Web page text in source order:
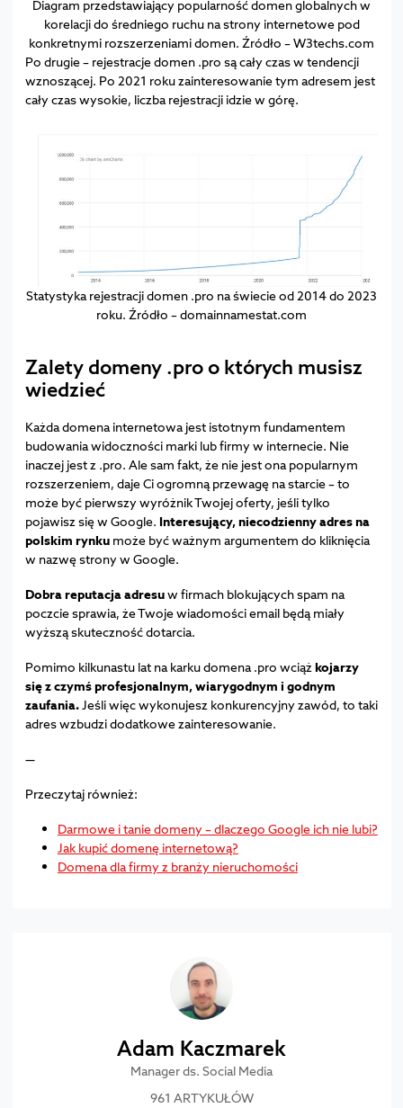
Diagram przedstawiający popularność domen globalnych w
korelacji do średniego ruchu na strony internetowe pod
konkretnymi rozszerzeniami domen. Źródło – W3techs.com
Po drugie – rejestracje domen .pro są cały czas w tendencji
wznoszącej. Po 2021 roku zainteresowanie tym adresem jest
cały czas wysokie, liczba rejestracji idzie w górę.
Statystyka rejestracji domen .pro na świecie od 2014 do 2023
roku. Źródło – domainnamestat.com
Zalety domeny .pro o których musisz
wiedzieć
Każda domena internetowa jest istotnym fundamentem
budowania widoczności marki lub firmy w internecie. Nie
inaczej jest z .pro. Ale sam fakt, że nie jest ona popularnym
rozszerzeniem, daje Ci ogromną przewagę na starcie – to
może być pierwszy wyróżnik Twojej oferty, jeśli tylko
pojawisz się w Google. Interesujący, niecodzienny adres na
polskim rynkumoże być ważnym argumentem do kliknięcia
w nazwę strony w Google.
Dobra reputacja adresuw firmach blokujących spam na
poczcie sprawia, że Twoje wiadomości email będą miały
wyższą skuteczność dotarcia.
Pomimo kilkunastu lat na karku domena .pro wciążkojarzy
się z czymś profesjonalnym, wiarygodnym i godnym
zaufania.Jeśli więc wykonujesz konkurencyjny zawód, to taki
adres wzbudzi dodatkowe zainteresowanie.
—
Przeczytaj również:
Darmowe i tanie domeny – dlaczego Google ich nie lubi?
Jak kupić domenę internetową?
Domena dla firmy z branży nieruchomości
Adam Kaczmarek
Manager ds. Social Media
961 ARTYKUŁÓW